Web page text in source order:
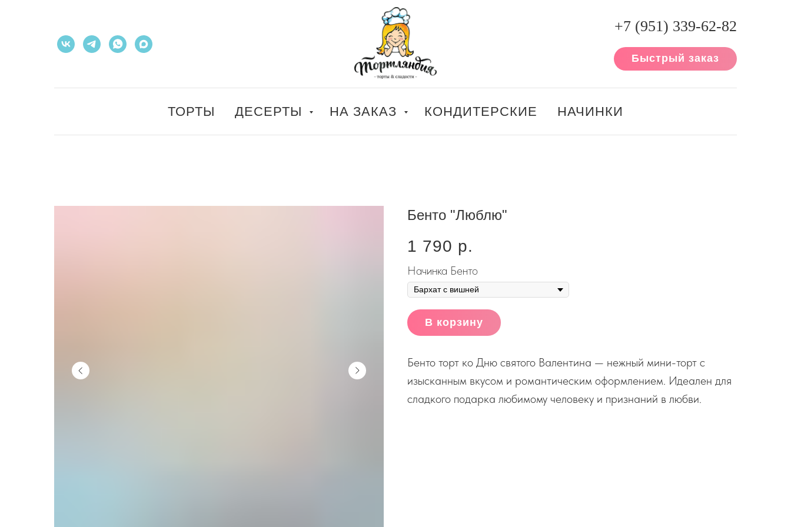
+7 (951) 339-62-82
Быстрый заказ
ТОРТЫ ДЕСЕРТЫ НА ЗАКАЗ КОНДИТЕРСКИЕ НАЧИНКИ
Бенто "Люблю"
1 790 р.
Начинка Бенто
В корзину
Бенто торт ко Дню святого Валентина — нежный мини-торт с
изысканным вкусом и романтическим оформлением. Идеален для
сладкого подарка любимому человеку и признаний в любви.